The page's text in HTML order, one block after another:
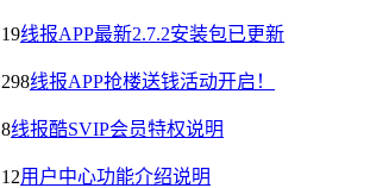
19线报APP最新2.7.2安装包已更新
298线报APP抢楼送钱活动开启！
8线报酷SVIP会员特权说明
12用户中心功能介绍说明